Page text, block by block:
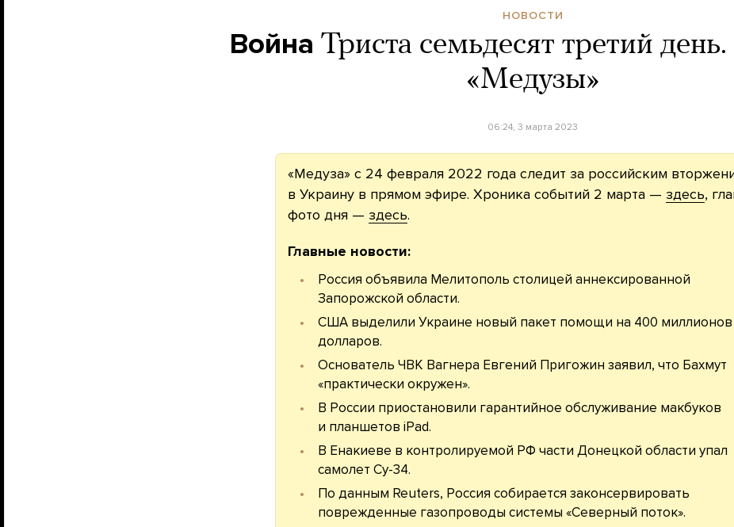
НОВОСТИ
Война Триста семьдесят третий
«Медузы»
06:24, 3 марта 2023
«Медуза» с 24 февраля 2022 года следит за российским
в Украину в прямом эфире. Хроника событий 2 марта — здесь,
фото дня — здесь.
Главные новости:
Россия объявила Мелитополь столицей аннексированной
Запорожской области.
США выделили Украине новый пакет помощи на 400 миллионов
долларов.
Основатель ЧВК Вагнера Евгений Пригожин заявил, что Бахмут
«практически окружен».
В России приостановили гарантийное обслуживание макбуков
и планшетов iPad.
В Енакиеве в контролируемой РФ части Донецкой области упал
самолет Су-34.
По данным Reuters, Россия собирается законсервировать
поврежденные газопроводы системы «Северный поток».